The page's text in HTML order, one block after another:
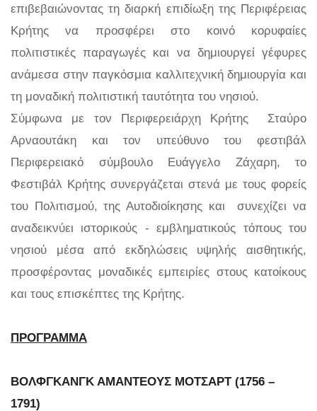
επιβεβαιώνοντας τη διαρκή επιδίωξη της Περιφέρειας
Κρήτης να προσφέρει στο κοινό κορυφαίες
πολιτιστικές παραγωγές και να δημιουργεί γέφυρες
ανάμεσα στην παγκόσμια καλλιτεχνική δημιουργία και
τη μοναδική πολιτιστική ταυτότητα του νησιού.
Σύμφωνα με τον Περιφερειάρχη Κρήτης Σταύρο
Αρναουτάκη και τον υπεύθυνο του φεστιβάλ
Περιφερειακό σύμβουλο Ευάγγελο Ζάχαρη, το
Φεστιβάλ Κρήτης συνεργάζεται στενά με τους φορείς
του Πολιτισμού, της Αυτοδιοίκησης και συνεχίζει να
αναδεικνύει ιστορικούς - εμβληματικούς τόπους του
νησιού μέσα από εκδηλώσεις υψηλής αισθητικής,
προσφέροντας μοναδικές εμπειρίες στους κατοίκους
και τους επισκέπτες της Κρήτης.
ΠΡΟΓΡΑΜΜΑ
ΒΟΛΦΓΚΑΝΓΚ ΑΜΑΝΤΕΟΥΣ ΜΟΤΣΑΡΤ (1756 –
1791)